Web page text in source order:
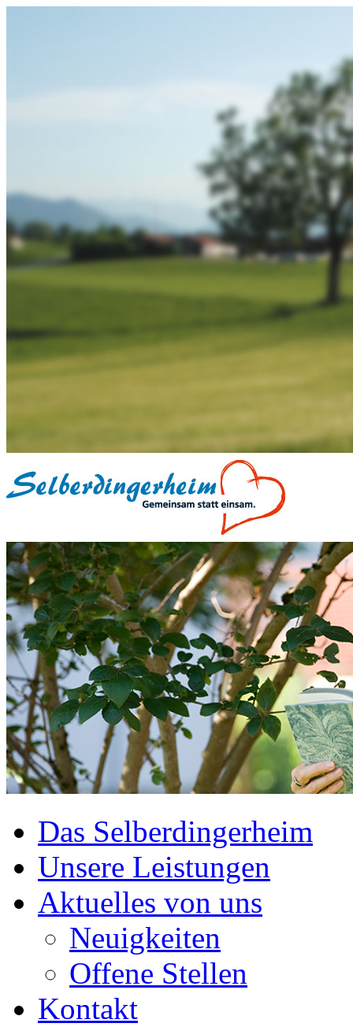
Das Selberdingerheim
Unsere Leistungen
Aktuelles von uns
Neuigkeiten
Offene Stellen
Kontakt